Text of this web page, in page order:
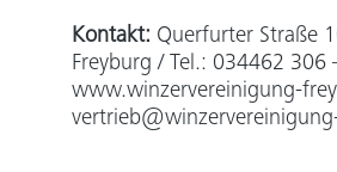
Kontakt: Querfurter Straße
Freyburg / Tel.: 034462 306
www.winzervereinigung-